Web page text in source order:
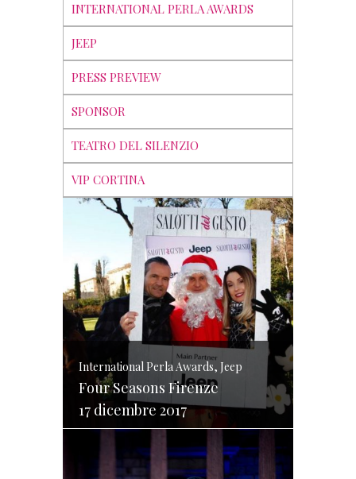
INTERNATIONAL PERLA AWARDS
JEEP
PRESS PREVIEW
SPONSOR
TEATRO DEL SILENZIO
VIP CORTINA
International Perla Awards, Jeep
Four Seasons Firenze
17 dicembre 2017